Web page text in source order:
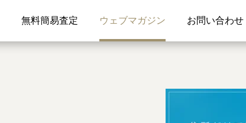
無料簡易査定 ウェブマガジン お問い合わせ